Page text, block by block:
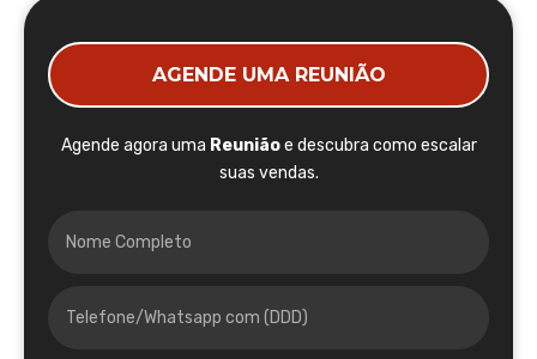
AGENDE UMA REUNIÃO
Agende agora uma Reuniãoe descubra como escalar
suas vendas.